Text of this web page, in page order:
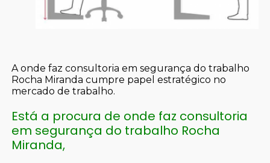
A onde faz consultoria em segurança do trabalho
Rocha Miranda cumpre papel estratégico no
mercado de trabalho.
Está a procura de onde faz consultoria
em segurança do trabalho Rocha
Miranda,